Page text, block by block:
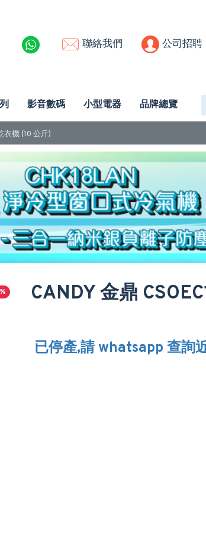
聯絡我們 公司
影音數碼 小型電器 品牌總覽
衣機 (10 公斤)
CANDY 金鼎
已停產,請 whatsapp 查詢